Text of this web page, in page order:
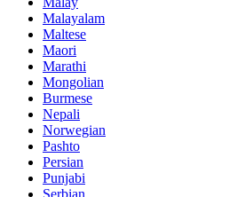
Malayalam
Maltese
Maori
Marathi
Mongolian
Burmese
Nepali
Norwegian
Pashto
Persian
Punjabi
Serbian